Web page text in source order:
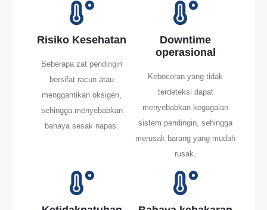
Risiko Kesehatan
Beberapa zat pendingin
bersifat racun atau
menggantikan oksigen,
sehingga menyebabkan
bahaya sesak napas.
Downtime
operasional
Kebocoran yang tidak
terdeteksi dapat
menyebabkan kegagalan
sistem pendingin, sehingga
merusak barang yang mudah
rusak.